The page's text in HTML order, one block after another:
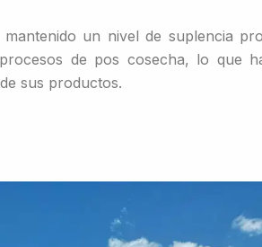
un nivel de suplencia
de pos cosecha, lo que
sus productos.